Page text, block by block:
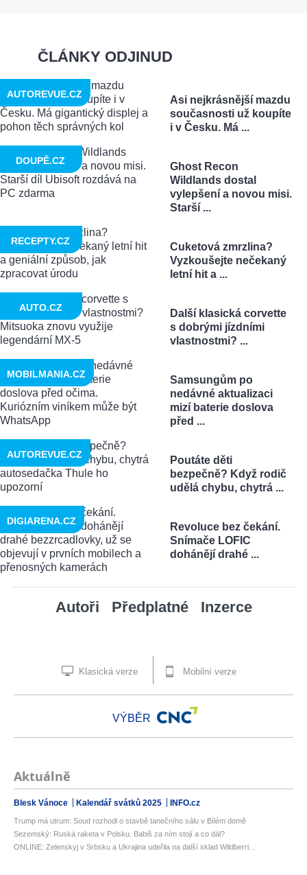
ČLÁNKY ODJINUD
Asi nejkrásnější mazdu
současnosti už koupíte
i v Česku. Má ...
AUTOREVUE.CZ
Ghost Recon
Wildlands dostal
vylepšení a novou misi.
Starší ...
DOUPĚ.CZ
Cuketová zmrzlina?
Vyzkoušejte nečekaný
letní hit a ...
RECEPTY.CZ
Další klasická corvette
s dobrými jízdními
vlastnostmi? ...
AUTO.CZ
Samsungům po
nedávné aktualizaci
mizí baterie doslova
před ...
MOBILMANIA.CZ
Poutáte děti
bezpečně? Když rodič
udělá chybu, chytrá ...
AUTOREVUE.CZ
Revoluce bez čekání.
Snímače LOFIC
dohánějí drahé ...
DIGIARENA.CZ
Autoři Předplatné Inzerce
Klasická verze Mobilní verze
VÝBĚR
Aktuálně
Blesk Vánoce Kalendář svátků 2025 INFO.cz
Trump má utrum: Soud rozhodl o stavbě tanečního sálu v Bílém domě
Sezemský: Ruská raketa v Polsku. Babiš za ním stojí a co dál?
ONLINE: Zelenskyj v Srbsku a Ukrajina udeřila na další sklad Wildberri...